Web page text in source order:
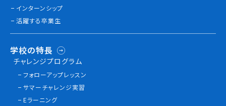
アクセス
情報公開
よくあるご質問
インターンシップ
活躍する卒業生
学校の特長
チャレンジプログラム
フォローアップレッスン
サマーチャレンジ実習
Eラーニング